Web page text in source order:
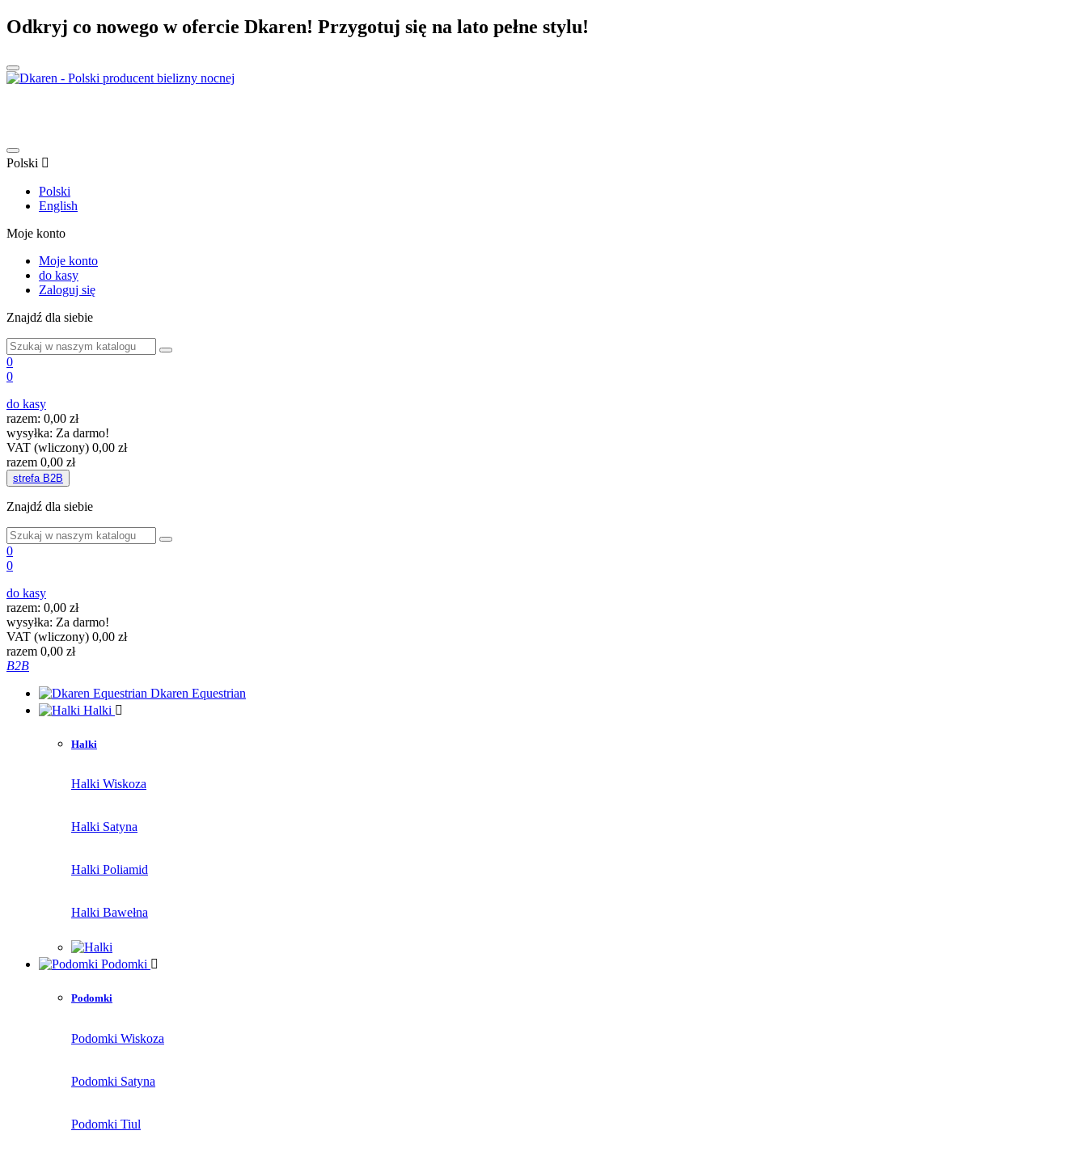
Odkryj co nowego w ofercie Dkaren! Przygotuj się na lato pełne stylu!
Polski
Polski
English
Moje konto
Moje konto
do kasy
Zaloguj się
Znajdź dla siebie
0
0
do kasy
razem: 0,00 zł
wysyłka: Za darmo!
VAT (wliczony) 0,00 zł
razem 0,00 zł
strefa B2B
Znajdź dla siebie
0
0
do kasy
razem: 0,00 zł
wysyłka: Za darmo!
VAT (wliczony) 0,00 zł
razem 0,00 zł
B2B
Dkaren Equestrian
Halki
Halki
Halki Wiskoza
Halki Satyna
Halki Poliamid
Halki Bawełna
Podomki
Podomki
Podomki Wiskoza
Podomki Satyna
Podomki Tiul